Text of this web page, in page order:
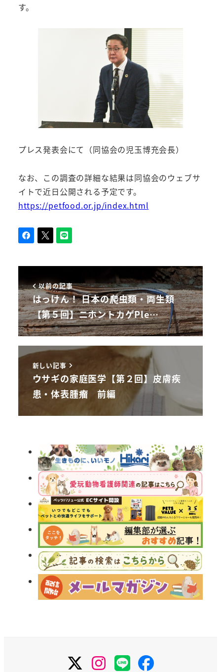
す。
プレス発表会にて（同協会の児玉博充会長）
なお、この調査の詳細な結果は同協会のウェブサ
イトで近日公開される予定です。
https://petfood.or.jp/index.html
以前の記事
はっけん！ 日本の爬虫類・両生類
【第５回】ニホントカゲPle…
新しい記事
ウサギの家庭医学【第２回】皮膚疾
患・体表腫瘤 前編
Instagram
LINE Facebook